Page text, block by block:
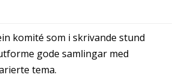
komité som i skrivande stund
gode samlingar med
tema.